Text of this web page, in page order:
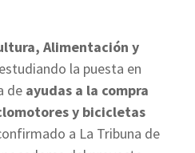
Alimentación y
la puesta en
de ayudas a la compra
y bicicletas
a La Tribuna de